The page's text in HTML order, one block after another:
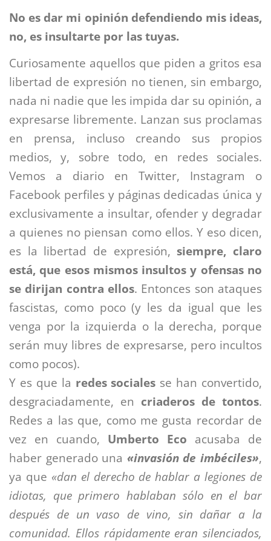
No es dar mi opinión defendiendo mis ideas,
no, es insultarte por las tuyas.
Curiosamente aquellos que piden a gritos esa
libertad de expresión no tienen, sin embargo,
nada ni nadie que les impida dar su opinión, a
expresarse libremente. Lanzan sus proclamas
en prensa, incluso creando sus propios
medios, y, sobre todo, en redes sociales.
Vemos a diario en Twitter, Instagram o
Facebook perfiles y páginas dedicadas única y
exclusivamente a insultar, ofender y degradar
a quienes no piensan como ellos. Y eso dicen,
es la libertad de expresión, siempre, claro
está, que esos mismos insultos y ofensas no
se dirijan contra ellos. Entonces son ataques
fascistas, como poco (y les da igual que les
venga por la izquierda o la derecha, porque
serán muy libres de expresarse, pero incultos
como pocos).
Y es que la redes sociales se han convertido,
desgraciadamente, en criaderos de tontos.
Redes a las que, como me gusta recordar de
vez en cuando, Umberto Eco acusaba de
haber generado una «invasión de imbéciles»,
ya que «dan el derecho de hablar a legiones de
idiotas, que primero hablaban sólo en el bar
después de un vaso de vino, sin dañar a la
comunidad. Ellos rápidamente eran silenciados,